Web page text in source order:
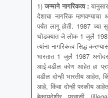
1)जन्माने नागरिकत्व:
देशाचा नागरिक
पर्यंत लागू होती. 1987 च्या
थोडक्यात जे लोक 1 जुलै
त्यांना नागरिकत्व सिद्ध
भारतात 1 जुलै 1987
आई-वडील कोण आहेत हा
वडील दोन्ही भारतीय आहेत,
आहे, किंवा दोन्ही परकीय
बेकायदेशीर प्रवासी